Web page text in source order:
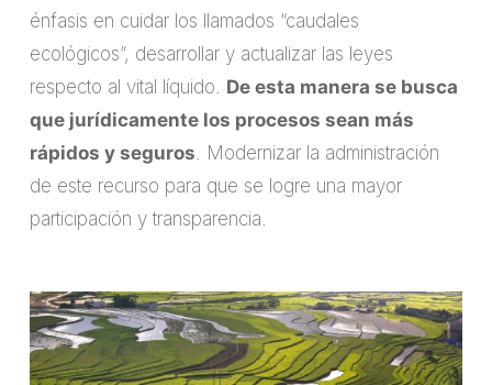
énfasis en cuidar los llamados “caudales
ecológicos”, desarrollar y actualizar las leyes
respecto al vital líquido. De esta manera se busca
que jurídicamente los procesos sean más
rápidos y seguros . Modernizar la administración
de este recurso para que se logre una mayor
participación y transparencia.